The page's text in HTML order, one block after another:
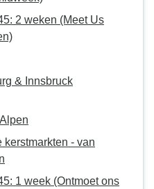
2 weken (Meet Us
& Innsbruck
kerstmarkten - van
1 week (Ontmoet ons